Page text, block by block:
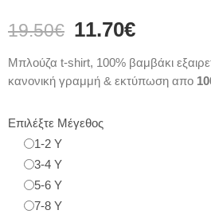
19.50€ 11.70€
Μπλούζα t-shirt, 100% βαμβάκι
κανονική γραμμή & εκτύπωση απο
Επιλέξτε Μέγεθος
1-2 Y
3-4 Y
5-6 Y
7-8 Y